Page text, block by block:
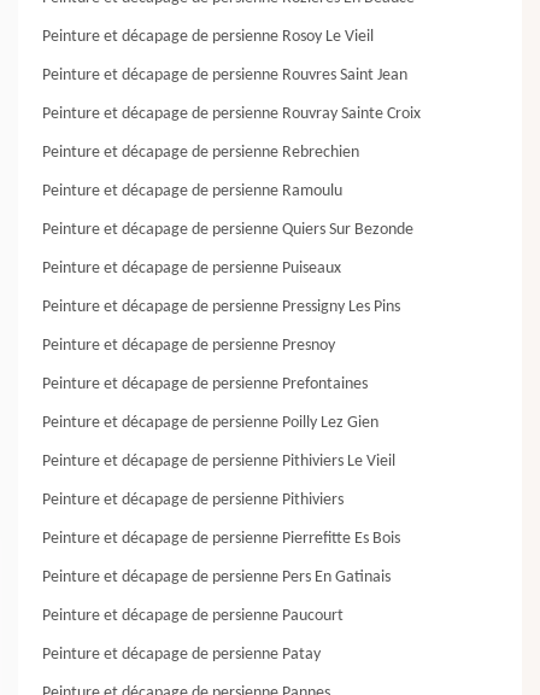
Peinture et décapage de persienne Rosoy Le Vieil
Peinture et décapage de persienne Rouvres Saint Jean
Peinture et décapage de persienne Rouvray Sainte Croix
Peinture et décapage de persienne Rebrechien
Peinture et décapage de persienne Ramoulu
Peinture et décapage de persienne Quiers Sur Bezonde
Peinture et décapage de persienne Puiseaux
Peinture et décapage de persienne Pressigny Les Pins
Peinture et décapage de persienne Presnoy
Peinture et décapage de persienne Prefontaines
Peinture et décapage de persienne Poilly Lez Gien
Peinture et décapage de persienne Pithiviers Le Vieil
Peinture et décapage de persienne Pithiviers
Peinture et décapage de persienne Pierrefitte Es Bois
Peinture et décapage de persienne Pers En Gatinais
Peinture et décapage de persienne Paucourt
Peinture et décapage de persienne Patay